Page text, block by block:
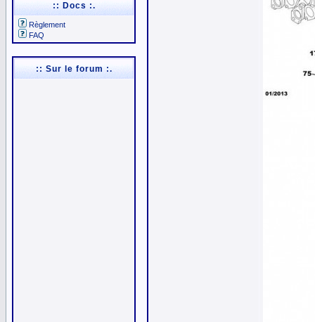
:: Docs :.
Règlement
FAQ
:: Sur le forum :.